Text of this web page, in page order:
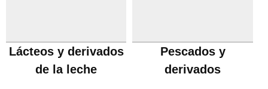
Lácteos y derivados
de la leche
Pescados y
derivados